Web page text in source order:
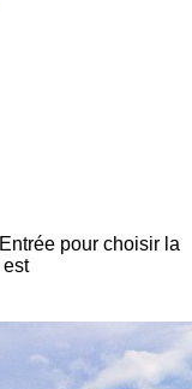
pour choisir la
est